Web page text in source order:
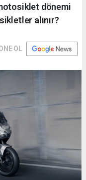
dönemi
alınır?
OL